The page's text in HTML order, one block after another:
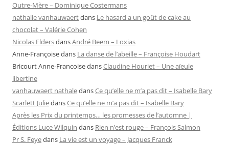
Outre-Mère – Dominique Costermans
nathalie vanhauwaertdans Le hasard a un goût de cake au
chocolat – Valérie Cohen
Nicolas EldersdansAndré Beem – Loxias
Anne-Françoisedans La danse de l’abeille – Françoise Houdart
Bricourt Anne-FrancoisedansClaudine Houriet – Une aïeule
libertine
vanhauwaert nathaledansCe qu’elle ne m’a pas dit – Isabelle Bary
Scarlett JuliedansCe qu’elle ne m’a pas dit – Isabelle Bary
Après les Prix du printemps… les promesses de l’automne |
Éditions Luce Wilquin dans Rien n’est rouge – François Salmon
Pr S. Feyedans La vie est un voyage – Jacques Franck